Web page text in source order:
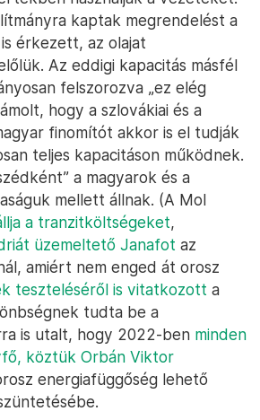
kaptak megrendelést a
érkezett, az olajat
Az eddigi kapacitás másfél
felszorozva „ez elég
hogy a szlovákiai és a
finomítót akkor is el tudják
teljes kapacitáson működnek.
a magyarok és a
mellett állnak. (A Mol
a tranzitköltségeket,
üzemeltető Janafot az
amiért nem enged át orosz
teszteléséről is vitatkozott a
tudta be a
is utalt, hogy 2022-ben minden
köztük Orbán Viktor
energiafüggőség lehető